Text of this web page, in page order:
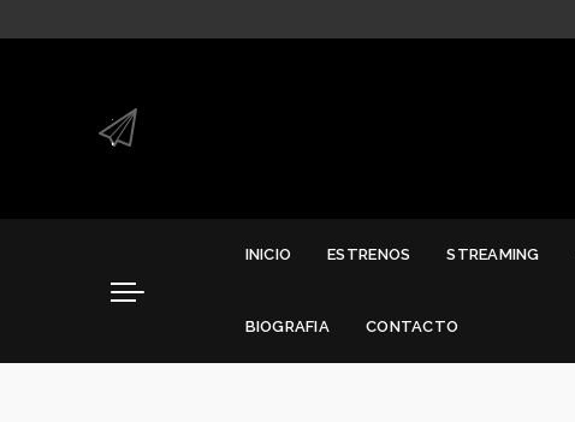
.
.
INICIO ESTRENOS STREAMING
BIOGRAFIA CONTACTO